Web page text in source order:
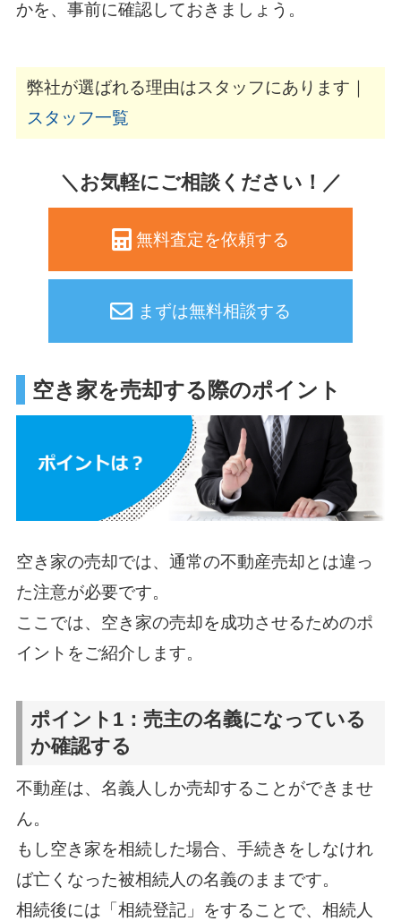
かを、事前に確認しておきましょう。
弊社が選ばれる理由はスタッフにあります｜
スタッフ一覧
＼お気軽にご相談ください！／
無料査定を依頼する
まずは無料相談する
空き家を売却する際のポイント
空き家の売却では、通常の不動産売却とは違っ
た注意が必要です。
ここでは、空き家の売却を成功させるためのポ
イントをご紹介します。
ポイント1：売主の名義になっている
か確認する
不動産は、名義人しか売却することができませ
ん。
もし空き家を相続した場合、手続きをしなけれ
ば亡くなった被相続人の名義のままです。
相続後には「相続登記」をすることで、相続人